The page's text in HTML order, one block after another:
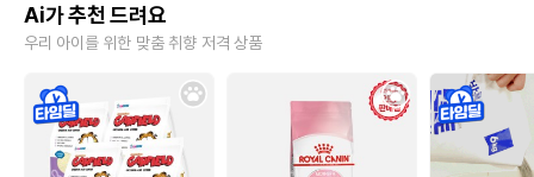
Ai가 추천 드려요
우리 아이를 위한 맞춤 취향 저격 상품